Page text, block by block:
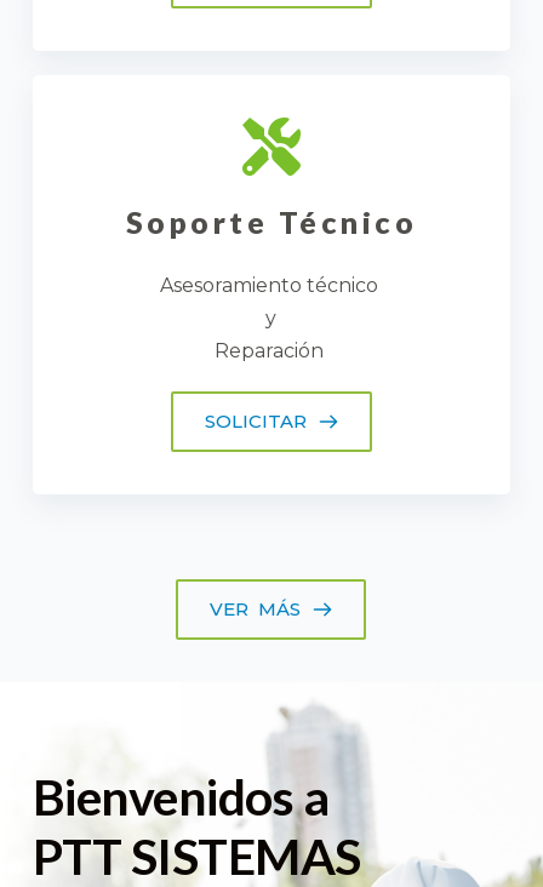
Soporte Técnico
Asesoramiento técnico
y
Reparación
SOLICITAR
VER MÁS
Bienvenidos a
PTT SISTEMAS